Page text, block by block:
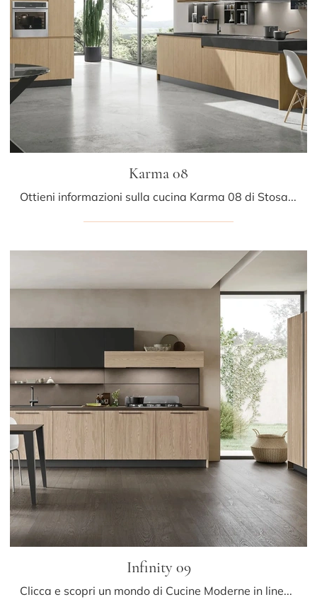
Karma 08
Ottieni informazioni sulla cucina Karma 08 di Stosa: questa soluzione in legno sarà l'acquisto ideale per te!
Infinity 09
Clicca e scopri un mondo di Cucine Moderne in linea: la cucina Infinity 09 Stosa in legno ti aspetta!